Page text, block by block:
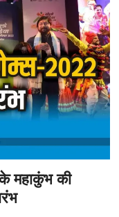
महाकुंभ की